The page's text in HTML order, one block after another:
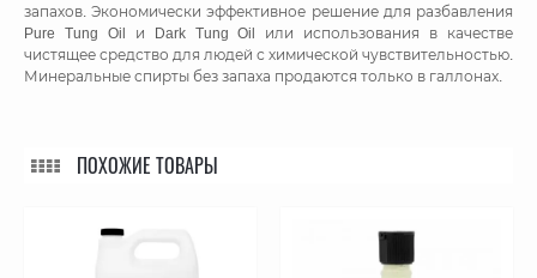
запахов. Экономически эффективное решение для разбавления
Pure Tung Oil и Dark Tung Oil или использования в качестве
чистящее средство для людей с химической чувствительностью.
Минеральные спирты без запаха продаются только в галлонах.
ПОХОЖИЕ ТОВАРЫ